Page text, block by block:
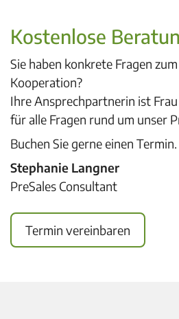
Kostenlose
Sie haben konkrete Fragen
Kooperation?
Ihre Ansprechpartnerin ist
für alle Fragen rund um unser
Buchen Sie gerne einen Termin.
Stephanie Langner
PreSales Consultant
Termin vereinbaren